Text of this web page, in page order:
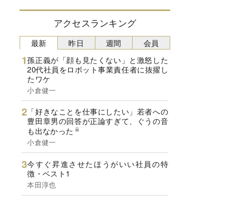
アクセスランキング
最新
孫正義が「顔も見たくない」と激怒した
20代社員をロボット事業責任者に抜擢し
たワケ
小倉健一
「好きなことを仕事にしたい」若者への
豊田章男の回答が正論すぎて、ぐうの音
も出なかった
小倉健一
今すぐ昇進させたほうがいい社員の特
徴・ベスト1
本田淳也
昨日 週間 会員